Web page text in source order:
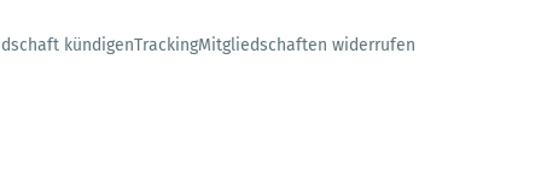
kündigenTrackingMitgliedschaften widerrufen